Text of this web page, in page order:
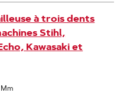
à trois dents
Stihl,
Kawasaki et